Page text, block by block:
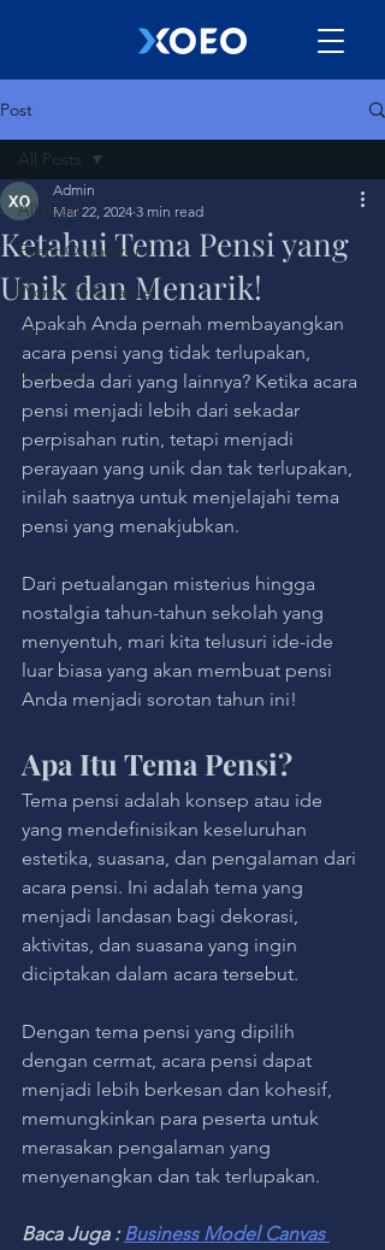
Post
All Posts
Event Organizer
Work Life Balance
Work Culture
Bussiness
All Posts
Ketahui Tema Pensi yang
Unik dan Menarik!
Admin
Mar 22, 2024 3 min read
Apakah Anda pernah membayangkan
acara pensi yang tidak terlupakan,
berbeda dari yang lainnya? Ketika acara
pensi menjadi lebih dari sekadar
perpisahan rutin, tetapi menjadi
perayaan yang unik dan tak terlupakan,
inilah saatnya untuk menjelajahi tema
pensi yang menakjubkan.
Dari petualangan misterius hingga
nostalgia tahun-tahun sekolah yang
menyentuh, mari kita telusuri ide-ide
luar biasa yang akan membuat pensi
Anda menjadi sorotan tahun ini!
Apa Itu Tema Pensi?
Tema pensi adalah konsep atau ide
yang mendefinisikan keseluruhan
estetika, suasana, dan pengalaman dari
acara pensi. Ini adalah tema yang
menjadi landasan bagi dekorasi,
aktivitas, dan suasana yang ingin
diciptakan dalam acara tersebut.
Dengan tema pensi yang dipilih
dengan cermat, acara pensi dapat
menjadi lebih berkesan dan kohesif,
memungkinkan para peserta untuk
merasakan pengalaman yang
menyenangkan dan tak terlupakan.
Baca Juga : Business Model Canvas